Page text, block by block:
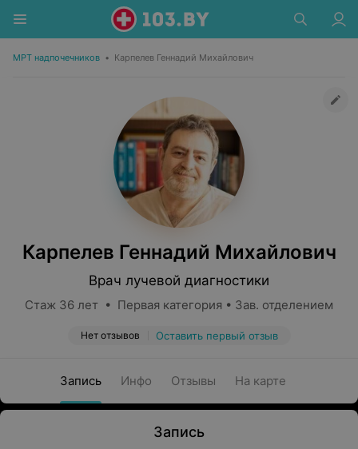
МРТ надпочечников • Карпелев Геннадий Михайлович
Карпелев Геннадий Михайлович
Врач лучевой диагностики
Стаж 36 лет • Первая категория • Зав. отделением
Нет отзывов Оставить первый отзыв
Запись Инфо Отзывы На карте
Запись